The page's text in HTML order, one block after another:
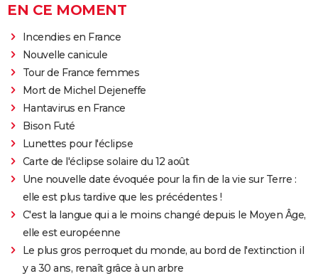
EN CE MOMENT
Incendies en France
Nouvelle canicule
Tour de France femmes
Mort de Michel Dejeneffe
Hantavirus en France
Bison Futé
Lunettes pour l'éclipse
Carte de l'éclipse solaire du 12 août
Une nouvelle date évoquée pour la fin de la vie sur Terre :
elle est plus tardive que les précédentes !
C'est la langue qui a le moins changé depuis le Moyen Âge,
elle est européenne
Le plus gros perroquet du monde, au bord de l'extinction il
y a 30 ans, renaît grâce à un arbre